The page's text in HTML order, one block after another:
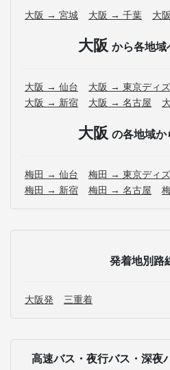
大阪 → 宮城 大阪 → 千葉 大
大阪 から各地域
大阪 → 仙台
大阪 → 東京ディ
大阪 → 新宿
大阪 → 名古屋
大阪 の各地域か
梅田 → 仙台
梅田 → 東京ディ
梅田 → 新宿
梅田 → 名古屋
発着地別路
大阪発 三重着
高速バス・夜行バス・深夜